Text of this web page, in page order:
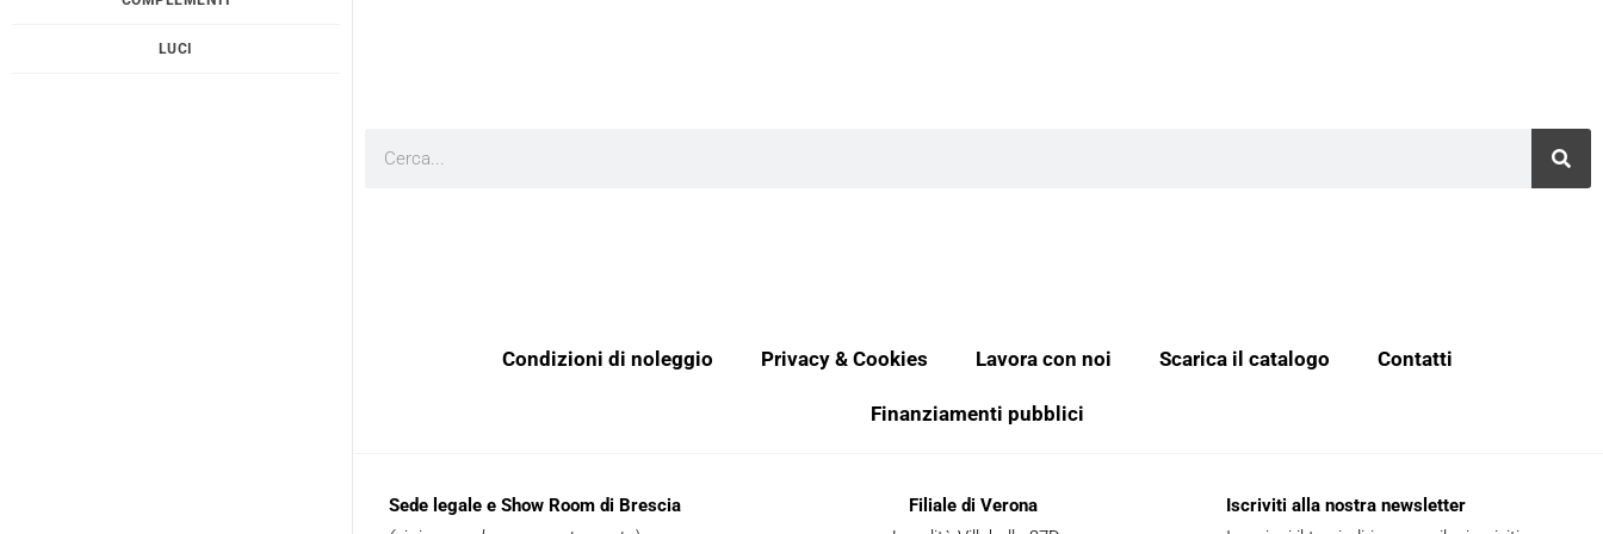
LUCI
Cerca
Condizioni di noleggio Privacy & Cookies Lavora con noi Scarica il catalogo Contatti
Finanziamenti pubblici
Sede legale e Show Room di Brescia
Filiale di Verona
Iscriviti alla nostra newsletter